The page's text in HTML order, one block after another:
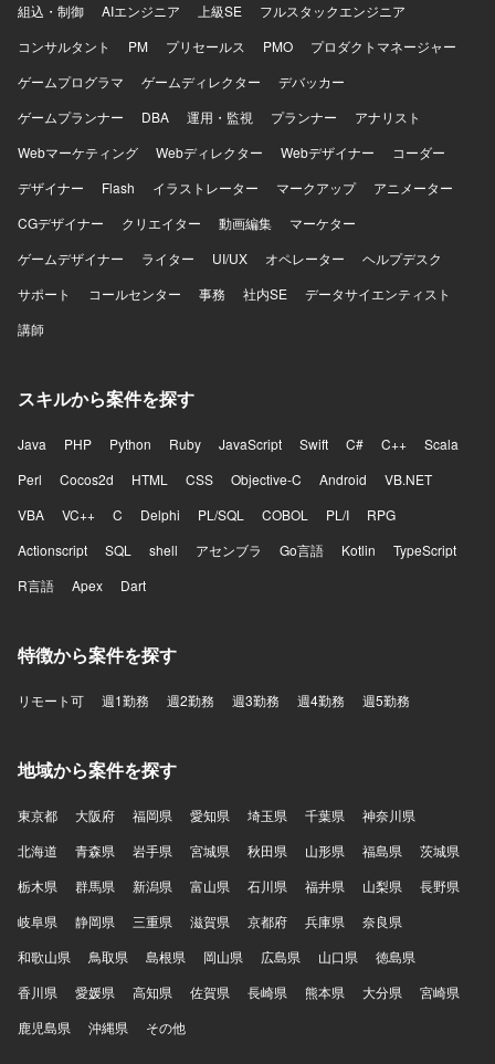
組込・制御
AIエンジニア 上級SE
フルスタックエンジニア
コンサルタント
PM プリセールス PMO
プロダクトマネージャー
ゲームプログラマ
ゲームディレクター
デバッカー
ゲームプランナー
DBA 運用・監視 プランナー
アナリスト
Webマーケティング
Webディレクター Webデザイナー
コーダー
デザイナー
Flash イラストレーター マークアップ
アニメーター
CGデザイナー
クリエイター 動画編集
マーケター
ゲームデザイナー
ライター UI/UX オペレーター
ヘルプデスク
サポート
コールセンター 事務 社内SE
データサイエンティスト
講師
スキルから案件を探す
Java PHP Python Ruby JavaScript Swift C# C++
Scala
Perl
Cocos2d HTML CSS Objective-C Android
VB.NET
VBA
VC++ C Delphi PL/SQL COBOL PL/I
RPG
Actionscript
SQL shell アセンブラ Go言語 Kotlin
TypeScript
R言語
Apex Dart
特徴から案件を探す
リモート可 週1勤務 週2勤務 週3勤務 週4勤務 週5勤務
地域から案件を探す
東京都 大阪府 福岡県 愛知県 埼玉県 千葉県
神奈川県
北海道
青森県 岩手県 宮城県 秋田県 山形県 福島県
茨城県
栃木県
群馬県 新潟県 富山県 石川県 福井県 山梨県
長野県
岐阜県
静岡県 三重県 滋賀県 京都府 兵庫県
奈良県
和歌山県
鳥取県 島根県 岡山県 広島県 山口県
徳島県
香川県
愛媛県 高知県 佐賀県 長崎県 熊本県 大分県
宮崎県
鹿児島県
沖縄県 その他